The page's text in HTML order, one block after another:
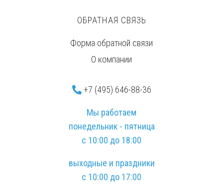
ОБРАТНАЯ СВЯЗЬ
Форма обратной связи
О компании
+7 (495) 646-88-36
Мы работаем
понедельник - пятница
с 10:00 до 18:00
выходные и праздники
с 10:00 до 17:00